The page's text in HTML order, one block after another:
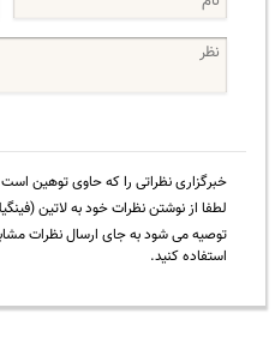
خبرگزاری نظراتی را که حاوی توهین
لطفا از نوشتن نظرات خود به لاتین
توصیه می شود به جای ارسال نظرات
استفاده کنید.